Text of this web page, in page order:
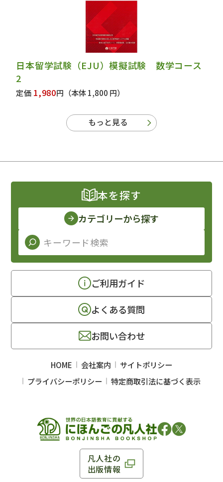
日本留学試験（EJU）模擬試験 数学コース
2
定価 1,980円 （本体 1,800 円）
もっと見る
凡人社の
出版情報
本を探す
カテゴリーから探す
ご利用ガイド
よくある質問
お問い合わせ
HOME 会社案内
サイトポリシー
プライバシーポリシー
特定商取引法に基づく表示